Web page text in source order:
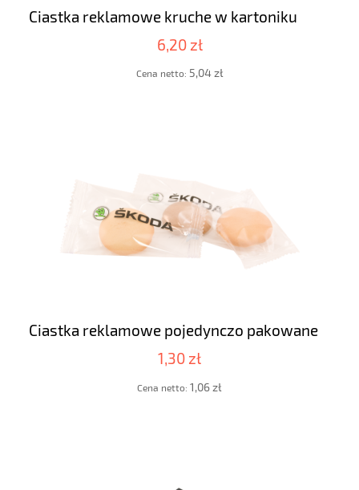
Ciastka reklamowe kruche w kartoniku
6,20 zł
Cena netto: 5,04 zł
Ciastka reklamowe pojedynczo pakowane
1,30 zł
Cena netto: 1,06 zł